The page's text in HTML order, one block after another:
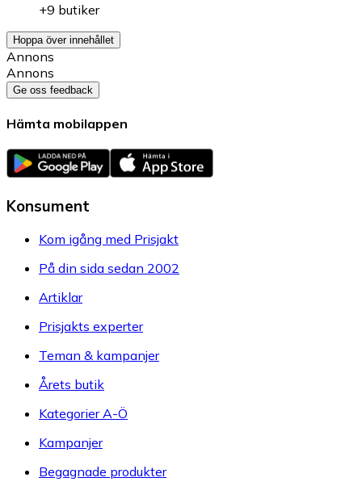
+9 butiker
Hoppa över innehållet
Annons
Annons
Ge oss feedback
Hämta mobilappen
Konsument
Kom igång med Prisjakt
På din sida sedan 2002
Artiklar
Prisjakts experter
Teman & kampanjer
Årets butik
Kategorier A-Ö
Kampanjer
Begagnade produkter